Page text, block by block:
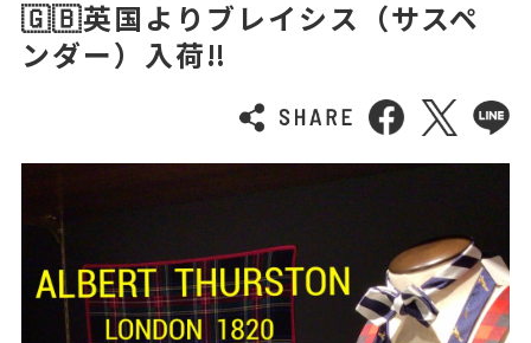
🇬🇧英国よりブレイシス（サスペ
ンダー）入荷‼️